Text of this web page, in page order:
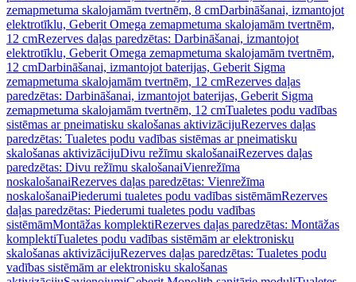
zemapmetuma skalojamām tvertnēm, 8 cmDarbināšanai, izmantojot
elektrotīklu, Geberit Omega zemapmetuma skalojamām tvertnēm,
12 cmRezerves daļas paredzētas: Darbināšanai, izmantojot
elektrotīklu, Geberit Omega zemapmetuma skalojamām tvertnēm,
12 cmDarbināšanai, izmantojot baterijas, Geberit Sigma
zemapmetuma skalojamām tvertnēm, 12 cmRezerves daļas
paredzētas: Darbināšanai, izmantojot baterijas, Geberit Sigma
zemapmetuma skalojamām tvertnēm, 12 cmTualetes podu vadības
sistēmas ar pneimatisku skalošanas aktivizācijuRezerves daļas
paredzētas: Tualetes podu vadības sistēmas ar pneimatisku
skalošanas aktivizācijuDivu režīmu skalošanaiRezerves daļas
paredzētas: Divu režīmu skalošanaiVienrežīma
noskalošanaiRezerves daļas paredzētas: Vienrežīma
noskalošanaiPiederumi tualetes podu vadības sistēmāmRezerves
daļas paredzētas: Piederumi tualetes podu vadības
sistēmāmMontāžas komplektiRezerves daļas paredzētas: Montāžas
komplektiTualetes podu vadības sistēmām ar elektronisku
skalošanas aktivizācijuRezerves daļas paredzētas: Tualetes podu
vadības sistēmām ar elektronisku skalošanas